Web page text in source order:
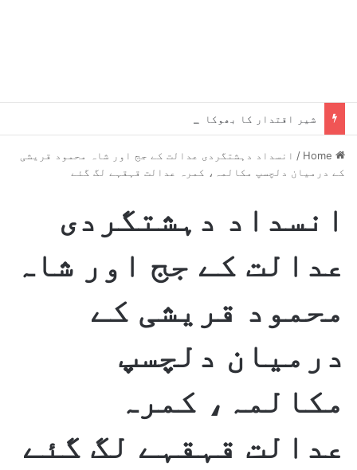
/ انسداد دہشتگردی عدالت کے جج اور شاہ محمود قریشی
کے درمیان دلچسپ مکالمہ، کمرہ عدالت قہقہے لگ گئے
انسداد دہشتگردی
عدالت کے جج اور شاہ
محمود قریشی کے
درمیان دلچسپ
مکالمہ، کمرہ
عدالت قہقہے لگ گئے